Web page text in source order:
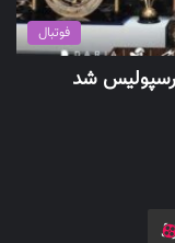
فوتبال
شد